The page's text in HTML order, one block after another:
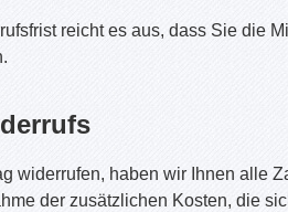
reicht es aus, dass Sie die
widerrufen, haben wir Ihnen alle
der zusätzlichen Kosten, die